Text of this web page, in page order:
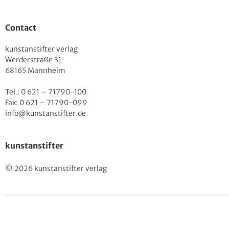
Contact
kunstanstifter verlag
Werderstraße 31
68165 Mannheim
Tel.: 0 621 – 71790-100
Fax: 0 621 – 71790-099
info@kunstanstifter.de
kunstanstifter
© 2026 kunstanstifter verlag